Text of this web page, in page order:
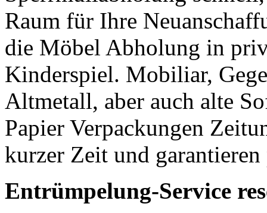
Raum für Ihre
die Möbel Abholung in
Kinderspiel. Mobiliar,
Altmetall, aber auch alte
Papier Verpackungen
kurzer Zeit und
Entrümpelung-Service